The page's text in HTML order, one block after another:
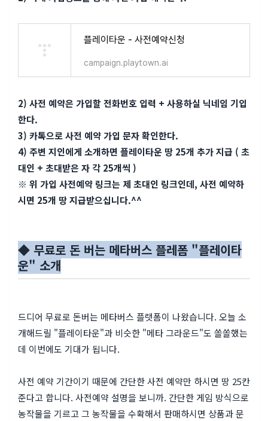
플레이타운 - 사전예약신청
campaign.playtown.ai
2) 사전 예약은 가입할 전화번호 입력 + 사용하실 닉네임 기입
한다.
3) 카톡으로 사전 예약 가입 문자 확인한다.
4) 주변 지인에게 소개하면 플레이타운 땅 25개 추가 지급 ( 초
대인 + 초대받은 자 각 25개씩 )
※ 위 가입 사전예약 링크는 제 초대인 링크인데, 사전 예약하
시면 25개 땅 지급받으십니다.^^
◆ 무료로 돈 버는 메타버스 플레폼 "플레이타
운" 소개
드디어 무료로 돈버는 메타버스 플랫폼이 나왔습니다. 오늘 소
개해드릴 "플레이타운"과 비슷한 "메타 그라운드"도 쏠쏠했는
데 이번에도 기대가 됩니다.
사전 예약 기간이기 때문에 간단한 사전 예약만 하시면 땅 25칸
준다고 합니다. 사전예약 설명을 보니까. 간단한 게임 방식으로
농작물을 기르고 그 농작물을 수확해서 판매하시면 상품과 문